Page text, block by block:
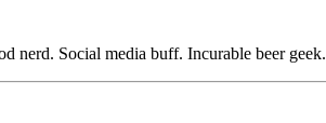
nerd. Social media buff. Incurable beer geek.